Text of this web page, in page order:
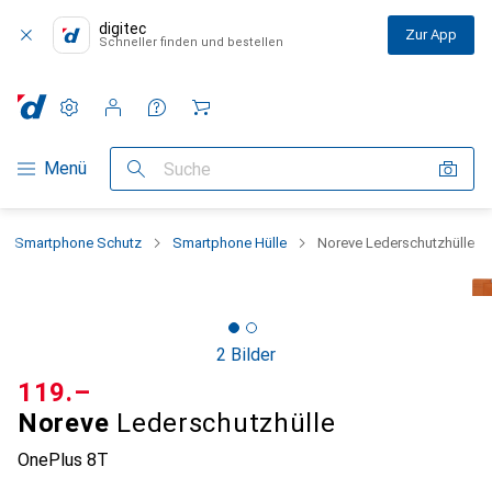
digitec
Schneller finden und bestellen Zur App
Navigation nach Kategorien
Menü Suche
Einstellungen
Kundenkonto
Vergleichslisten
Merklisten
Warenkorb
Smartphone Schutz Smartphone Hülle Noreve Lederschutzhülle
2 Bilder
Noreve Lederschutzhülle
OnePlus 8T
CHF
119.–